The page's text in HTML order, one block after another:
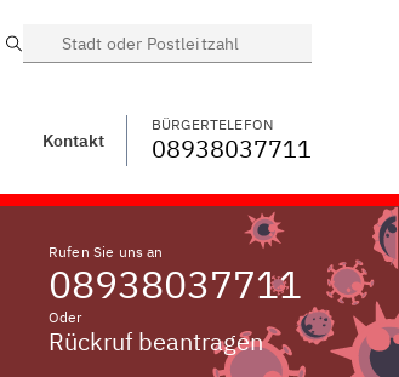
WECHSELN
Suche
Kontakt
BÜRGERTELEFON
08938037711
Rufen Sie uns an
08938037711
Oder
Rückruf beantragen